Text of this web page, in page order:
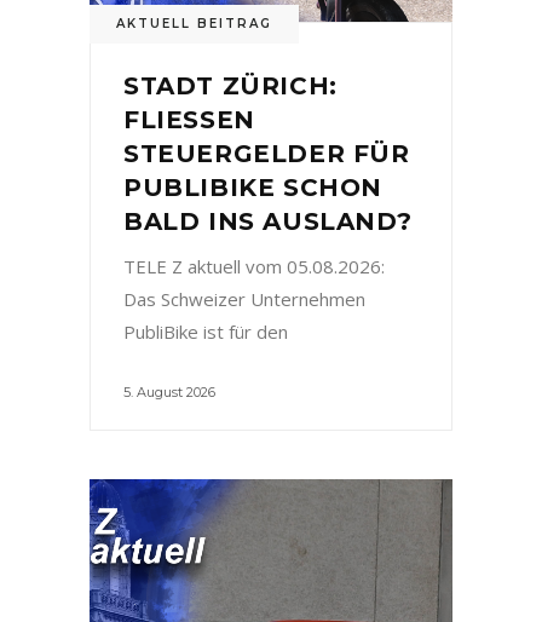
AKTUELL BEITRAG
STADT ZÜRICH:
FLIESSEN
STEUERGELDER FÜR
PUBLIBIKE SCHON
BALD INS AUSLAND?
TELE Z aktuell vom 05.08.2026:
Das Schweizer Unternehmen
PubliBike ist für den
5. August 2026